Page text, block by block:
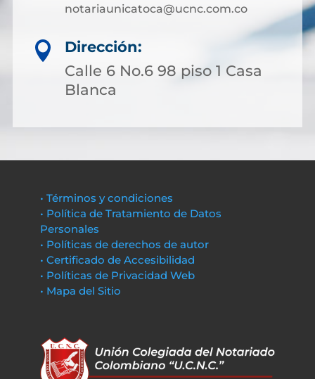
notariaunicatoca@ucnc.com.co

Dirección:
Calle 6 No.6 98 piso 1 Casa
Blanca
• Términos y condiciones
• Política de Tratamiento de Datos
Personales
• Políticas de derechos de autor
• Certificado de Accesibilidad
• Políticas de Privacidad Web
• Mapa del Sitio